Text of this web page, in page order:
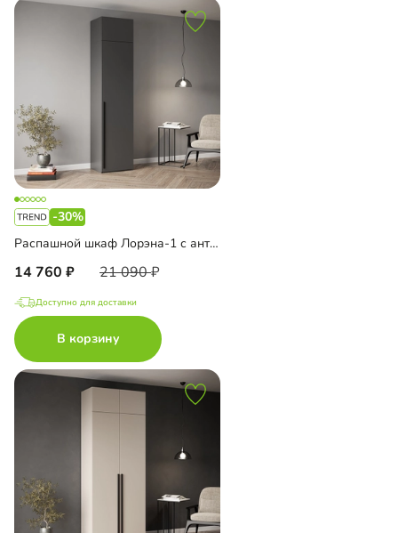
-30%
Распашной шкаф Лорэна-1 с антресолью
14 760 21 090
Доступно для доставки
В корзину